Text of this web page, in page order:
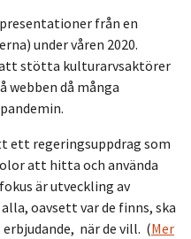
från en
under våren 2020.
stötta kulturarvsaktörer
webben då många
ett regeringsuppdrag som
att hitta och använda
är utveckling av
oavsett var de finns, ska
när de vill. (Mer